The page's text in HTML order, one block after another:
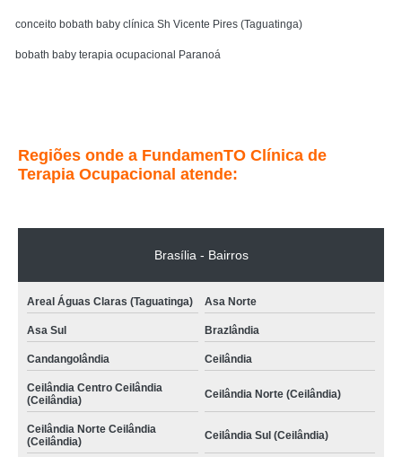
conceito bobath baby clínica Sh Vicente Pires (Taguatinga)
bobath baby terapia ocupacional Paranoá
Regiões onde a FundamenTO Clínica de
Terapia Ocupacional atende:
Brasília - Bairros
Areal Águas Claras (Taguatinga) Asa Norte
Asa Sul Brazlândia
Candangolândia Ceilândia
Ceilândia Centro Ceilândia
(Ceilândia)
Ceilândia Norte (Ceilândia)
Ceilândia Norte Ceilândia
(Ceilândia)
Ceilândia Sul (Ceilândia)